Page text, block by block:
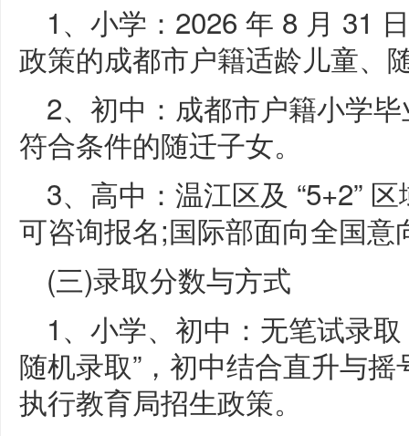
1、小学：2026 年 8 月 31
政策的成都市户籍适龄儿童、
2、初中：成都市户籍小学
符合条件的随迁子女。
3、高中：温江区及 “5+2”
可咨询报名;国际部面向全国
(三)录取分数与方式
1、小学、初中：无笔试录
随机录取”，初中结合直升与
执行教育局招生政策。